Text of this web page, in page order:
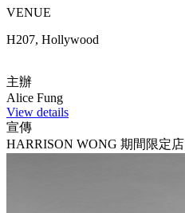
VENUE
H207, Hollywood
主辦
Alice Fung
View details
宣傳
HARRISON WONG 期間限定店